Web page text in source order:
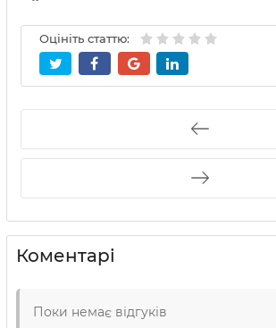
Оцініть статтю:
Коментарі
Поки немає відгуків